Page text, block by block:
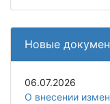
Новые
06.07.2026
О внесении